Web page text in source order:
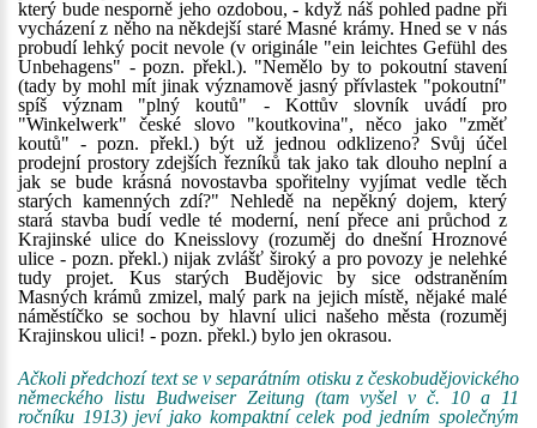
který bude nesporně jeho ozdobou, - když náš pohled padne při
vycházení z něho na někdejší staré Masné krámy. Hned se v nás
probudí lehký pocit nevole (v originále "ein leichtes Gefühl des
Unbehagens" - pozn. překl.). "Nemělo by to pokoutní stavení
(tady by mohl mít jinak významově jasný přívlastek "pokoutní"
spíš význam "plný koutů" - Kottův slovník uvádí pro
"Winkelwerk" české slovo "koutkovina", něco jako "změť
koutů" - pozn. překl.) být už jednou odklizeno? Svůj účel
prodejní prostory zdejších řezníků tak jako tak dlouho neplní a
jak se bude krásná novostavba spořitelny vyjímat vedle těch
starých kamenných zdí?" Nehledě na nepěkný dojem, který
stará stavba budí vedle té moderní, není přece ani průchod z
Krajinské ulice do Kneisslovy (rozuměj do dnešní Hroznové
ulice - pozn. překl.) nijak zvlášť široký a pro povozy je nelehké
tudy projet. Kus starých Budějovic by sice odstraněním
Masných krámů zmizel, malý park na jejich místě, nějaké malé
náměstíčko se sochou by hlavní ulici našeho města (rozuměj
Krajinskou ulici! - pozn. překl.) bylo jen okrasou.
Ačkoli předchozí text se v separátním otisku z českobudějovického
německého listu Budweiser Zeitung (tam vyšel v č. 10 a 11
ročníku 1913) jeví jako kompaktní celek pod jedním společným